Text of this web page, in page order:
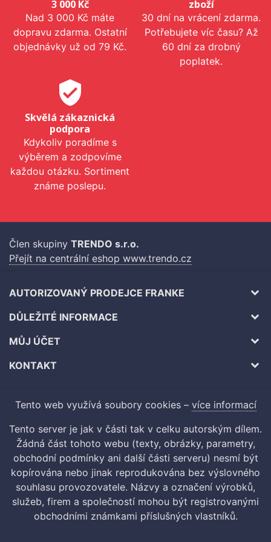
3 000 Kč
Nad 3 000 Kč máte
dopravu zdarma. Ostatní
objednávky už od 79 Kč.
zboží
30 dní na vrácení zdarma.
Potřebujete víc času? Až
60 dní za drobný
poplatek.
verified_user
Skvělá zákaznická
podpora
Kdykoliv poradíme s
výběrem a zodpovíme
každou otázku. Sortiment
známe poslepu.
Člen skupiny TRENDO s.r.o.
Přejít na centrální eshop www.trendo.cz
AUTORIZOVANÝ PRODEJCE FRANKE
DŮLEŽITÉ INFORMACE
MŮJ ÚČET
KONTAKT
Tento web využívá soubory cookies – více informací
Tento server je jak v části tak v celku autorským dílem.
Žádná část tohoto webu (texty, obrázky, parametry,
obchodní podmínky ani další části serveru) nesmí být
kopírována nebo jinak reprodukována bez výslovného
souhlasu provozovatele. Názvy a označení výrobků,
služeb, firem a společností mohou být registrovanými
obchodními známkami příslušných vlastníků.